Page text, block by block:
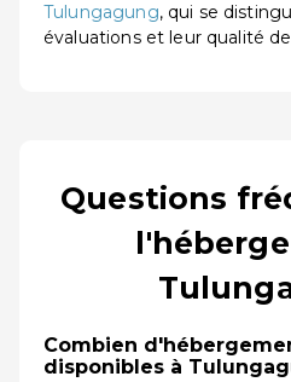
Tulungagung, qui se
évaluations et leur qualité
Questions
Combien
disponibles à